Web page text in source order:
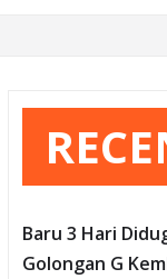
Baru 3 Hari
Golongan G